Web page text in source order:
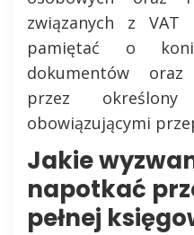
związanych z
pamiętać o
dokumentów
przez
obowiązującymi
Jakie
napotkać
pełnej